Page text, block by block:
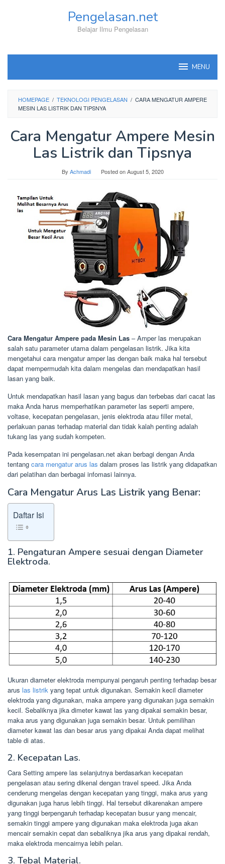
Pengelasan.net
Belajar Ilmu Pengelasan
MENU
HOMEPAGE / TEKNOLOGI PENGELASAN / CARA MENGATUR AMPERE
MESIN LAS LISTRIK DAN TIPSNYA
Cara Mengatur Ampere Mesin
Las Listrik dan Tipsnya
By Achmadi Posted onAugust 5, 2020
Cara Mengatur Ampere pada Mesin Las – Amper las merupakan
salah satu parameter utama dalam pengelasan listrik. Jika kita
mengetahui cara mengatur amper las dengan baik maka hal tersebut
dapat mempermudah kita dalam mengelas dan mendapatkan hasil
lasan yang baik.
Untuk mendapatkan hasil lasan yang bagus dan terbebas dari cacat las
maka Anda harus memperhatikan parameter las seperti ampere,
voltase, kecepatan pengelasan, jenis elektroda atau filler metal,
perlakuan panas terhadap material dan tidak kalah penting adalah
tukang las yang sudah kompeten.
Pada kesempatan ini pengelasan.net akan berbagi dengan Anda
tentang cara mengatur arus las dalam proses las listrik yang didapatkan
dari pelatihan dan berbagai infomasi lainnya.
Cara Mengatur Arus Las Listrik yang Benar:
Daftar Isi
1. Pengaturan Ampere sesuai dengan Diameter
Elektroda.
Ukuran diameter elektroda mempunyai pengaruh penting terhadap besar
arus las listrik yang tepat untuk digunakan. Semakin kecil diameter
elektroda yang digunakan, maka ampere yang digunakan juga semakin
kecil. Sebaliknya jika dimeter kawat las yang dipakai semakin besar,
maka arus yang digunakan juga semakin besar. Untuk pemilihan
diameter kawat las dan besar arus yang dipakai Anda dapat melihat
table di atas.
2. Kecepatan Las.
Cara Setting ampere las selanjutnya berdasarkan kecepatan
pengelasan atau sering dikenal dengan travel speed. Jika Anda
cenderung mengelas dengan kecepatan yang tinggi, maka arus yang
digunakan juga harus lebih tinggi. Hal tersebut dikarenakan ampere
yang tinggi berpengaruh terhadap kecepatan busur yang mencair,
semakin tinggi ampere yang digunakan maka elektroda juga akan
mencair semakin cepat dan sebaliknya jika arus yang dipakai rendah,
maka elektroda mencairnya lebih pelan.
3. Tebal Material.